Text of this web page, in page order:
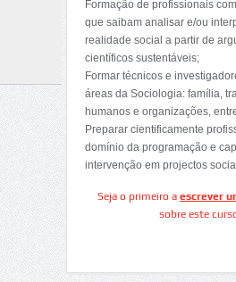
Formação de profissionais
que saibam analisar e/ou
realidade social a partir de
científicos sustentáveis;
Formar técnicos e
áreas da Sociologia: família,
humanos e organizações,
Preparar cientificamente
domínio da programação e
intervenção em projectos
Seja o primeiro a escrever
sobre este